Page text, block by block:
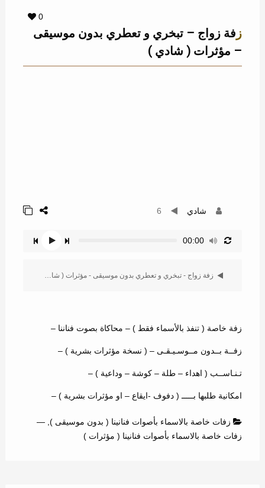
0
زفة زواج – تبخري و تعطري بدون موسيقى
– مؤثرات ( شادي )
شادي 6
00:00
زفة زواج - تبخري و تعطري بدون موسيقى - مؤثرات ( شادي )
زفة خاصة ( تنفذ بالأسماء فقط ) – محاكاة بصوت فناننا –
زفــة بــدون مــوسـيـقـى – ( نسخة مؤثرات بشرية ) –
تـنـاســب ( اهداء – طلة – كوشة – وداعية ) –
امكانية طلبها بـــــ ( دفوف -ايقاع – او مؤثرات بشرية ) –
زفات خاصة بالاسماء بأصوات فنانينا ( بدون موسيقى ),
—
زفات خاصة بالاسماء بأصوات فنانينا ( مؤثرات )